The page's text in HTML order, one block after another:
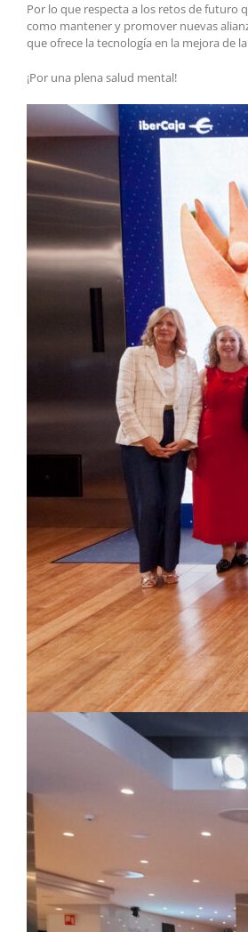
Por lo que respecta a los retos de futuro
como mantener y promover nuevas
que ofrece la tecnología en la mejora de
¡Por una plena salud mental!